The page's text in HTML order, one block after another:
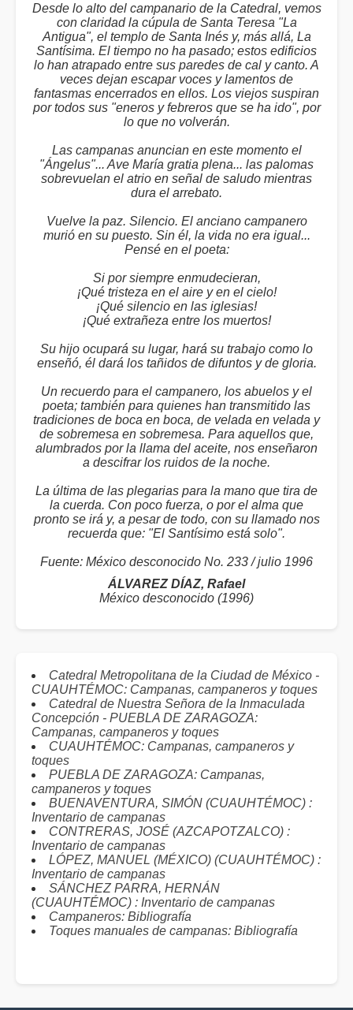
Desde lo alto del campanario de la Catedral, vemos
con claridad la cúpula de Santa Teresa "La
Antigua", el templo de Santa Inés y, más allá, La
Santísima. El tiempo no ha pasado; estos edificios
lo han atrapado entre sus paredes de cal y canto. A
veces dejan escapar voces y lamentos de
fantasmas encerrados en ellos. Los viejos suspiran
por todos sus "eneros y febreros que se ha ido", por
lo que no volverán.
Las campanas anuncian en este momento el
"Ángelus"... Ave María gratia plena... las palomas
sobrevuelan el atrio en señal de saludo mientras
dura el arrebato.
Vuelve la paz. Silencio. El anciano campanero
murió en su puesto. Sin él, la vida no era igual...
Pensé en el poeta:
Si por siempre enmudecieran,
¡Qué tristeza en el aire y en el cielo!
¡Qué silencio en las iglesias!
¡Qué extrañeza entre los muertos!
Su hijo ocupará su lugar, hará su trabajo como lo
enseñó, él dará los tañidos de difuntos y de gloria.
Un recuerdo para el campanero, los abuelos y el
poeta; también para quienes han transmitido las
tradiciones de boca en boca, de velada en velada y
de sobremesa en sobremesa. Para aquellos que,
alumbrados por la llama del aceite, nos enseñaron
a descifrar los ruidos de la noche.
La última de las plegarias para la mano que tira de
la cuerda. Con poco fuerza, o por el alma que
pronto se irá y, a pesar de todo, con su llamado nos
recuerda que: "El Santísimo está solo".
Fuente: México desconocido No. 233 / julio 1996
ÁLVAREZ DÍAZ, Rafael
México desconocido (1996)
Catedral Metropolitana de la Ciudad de México -
CUAUHTÉMOC: Campanas, campaneros y toques
Catedral de Nuestra Señora de la Inmaculada
Concepción - PUEBLA DE ZARAGOZA:
Campanas, campaneros y toques
CUAUHTÉMOC: Campanas, campaneros y
toques
PUEBLA DE ZARAGOZA: Campanas,
campaneros y toques
BUENAVENTURA, SIMÓN (CUAUHTÉMOC) :
Inventario de campanas
CONTRERAS, JOSÉ (AZCAPOTZALCO) :
Inventario de campanas
LÓPEZ, MANUEL (MÉXICO) (CUAUHTÉMOC) :
Inventario de campanas
SÁNCHEZ PARRA, HERNÁN
(CUAUHTÉMOC) : Inventario de campanas
Campaneros: Bibliografía
Toques manuales de campanas: Bibliografía